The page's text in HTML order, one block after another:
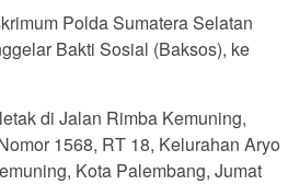
Polda Sumatera Selatan
Bakti Sosial (Baksos), ke
di Jalan Rimba Kemuning,
1568, RT 18, Kelurahan Aryo
Kota Palembang, Jumat